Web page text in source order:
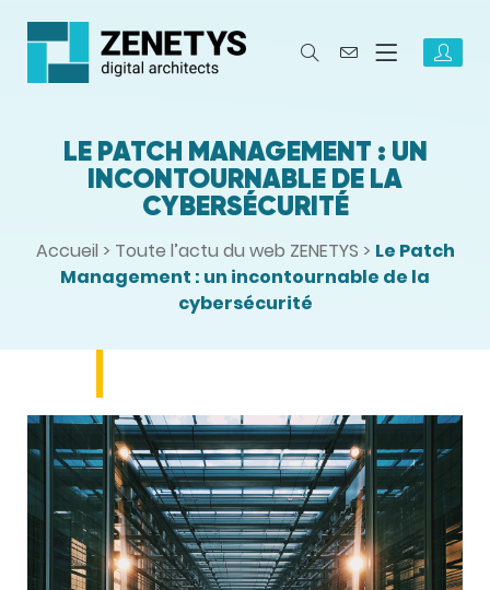
LE PATCH MANAGEMENT : UN
INCONTOURNABLE DE LA
CYBERSÉCURITÉ
Accueil > Toute l’actu du web ZENETYS > Le Patch
Management : un incontournable de la
cybersécurité